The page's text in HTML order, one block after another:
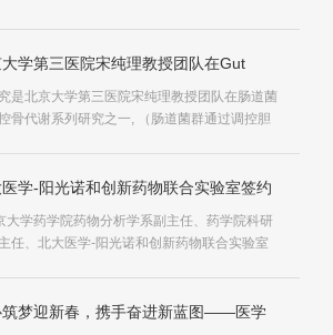
学第三医院宋纯理教授团队在Gut
机制
是北京大学第三医院宋纯理教授团队在肠道菌
骨代谢系列研究之一, （肠道菌群通过调控胆
的复杂机制
学-阳光诺和创新药物联合实验室签约
式举办
大学药学院药物分析学系副主任、药学院科研
任、北大医学-阳光诺和创新药物联合实验室
药物联合实验室
筑梦迎新春，携手奋进新蓝图——医学